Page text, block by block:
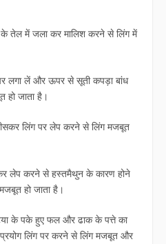
के तेल में जला कर मालिश करने से लिंग में
लगा लें और ऊपर से सूती कपड़ा बांध
हो जाता है।
लिंग पर लेप करने से लिंग मजबूत
लेप करने से हस्तमैथुन के कारण होने
हो जाता है।
के पके हुए फल और ढाक के पत्ते का
लिंग पर करने से लिंग मजबूत और